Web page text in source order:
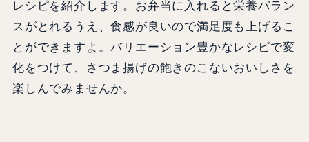
レシピを紹介します。お弁当に入れると栄養バラン
スがとれるうえ、食感が良いので満足度も上げるこ
とができますよ。バリエーション豊かなレシピで変
化をつけて、さつま揚げの飽きのこないおいしさを
楽しんでみませんか。